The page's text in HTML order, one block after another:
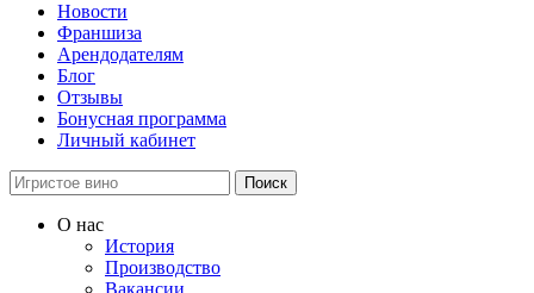
Новости
Франшиза
Арендодателям
Блог
Отзывы
Бонусная программа
Личный кабинет
Поиск
О нас
История
Производство
Вакансии